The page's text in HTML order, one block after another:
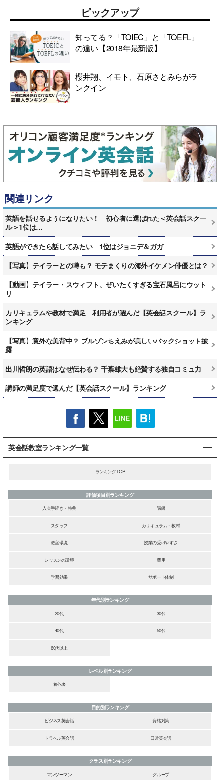
ピックアップ
知ってる？「TOIEC」と「TOEFL」
の違い【2018年最新版】
櫻井翔、イモト、石原さとみらがラ
ンクイン！
関連リンク
英語を話せるようになりたい！ 初心者に選ばれた＜英会話スクー
ル＞1位は…
英語ができたら話してみたい 1位はジョニデ＆ガガ
【写真】テイラーとの噂も？ モテまくりの海外イケメン俳優とは？
【動画】テイラー・スウィフト、ぜいたくすぎる宝石風呂にウット
リ
カリキュラムや教材で満足 利用者が選んだ【英会話スクール】ラ
ンキング
【写真】意外な美背中？ ブルゾンちえみが美しいバックショット披
露
出川哲朗の英語はなぜ伝わる？ 千葉雄大も絶賛する独自コミュ力
講師の満足度で選んだ【英会話スクール】ランキング
英会話教室ランキング一覧
ランキングTOP
評価項目別ランキング
入会手続き・特典
講師
スタッフ カリキュラム・教材
教室環境 授業の受けやすさ
レッスンの環境 費用
学習効果 サポート体制
年代別ランキング
20代
30代
40代 50代
60代以上
レベル別ランキング
初心者
目的別ランキング
ビジネス英会話
資格対策
トラベル英会話 日常英会話
クラス別ランキング
マンツーマン
グループ